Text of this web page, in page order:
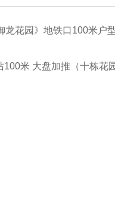
龙花园》地铁口100米户
米 大盘加推（十栋花